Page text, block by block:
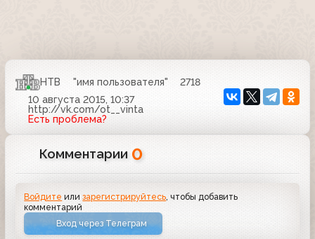
НТВ "имя пользователя"
2718
10 августа 2015, 10:37
http://vk.com/ot__vinta
Есть проблема?
Комментарии 0
Войдите илизарегистрируйтесь , чтобы добавить
комментарий
Вход через Телеграм